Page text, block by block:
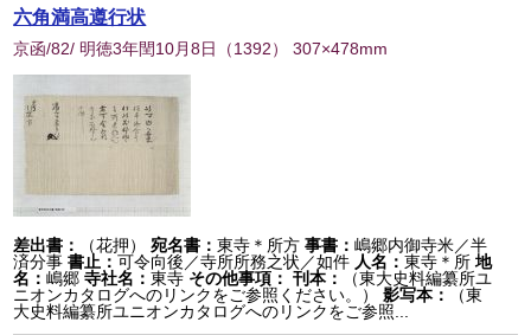
六角満高遵行状
京函/82/ 明徳3年閏10月8日 （1392） 307×478mm
差出書： （花押） 宛名書：東寺＊所方 事書：嶋郷内御寺米／半
済分事書止：可令向後／寺所所務之状／如件 人名：東寺＊所 地
名：嶋郷 寺社名：東寺 その他事項： 刊本：
（東大史料編纂所ユ
ニオンカタログへのリンクをご参照ください。）
影写本：
（東
大史料編纂所ユニオンカタログへのリンクをご参照...